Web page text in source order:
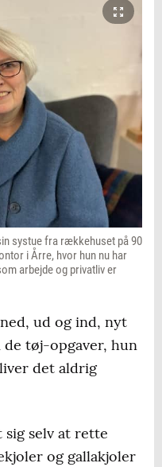
systue fra rækkehuset på 90
i Årre, hvor hun nu har
arbejde og privatliv er
ud og ind, nyt
de tøj-opgaver, hun
det aldrig
selv at rette
og gallakjoler